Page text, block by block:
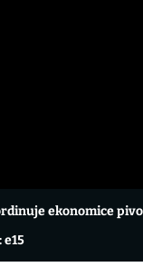
ekonomice
e15